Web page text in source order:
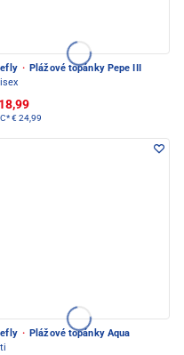
· Plážové topánky Pepe III
€ 24,99
· Plážové topánky Aqua